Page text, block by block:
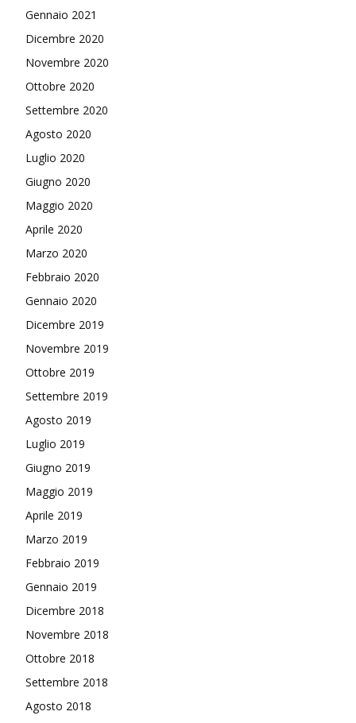
Gennaio 2021
Dicembre 2020
Novembre 2020
Ottobre 2020
Settembre 2020
Agosto 2020
Luglio 2020
Giugno 2020
Maggio 2020
Aprile 2020
Marzo 2020
Febbraio 2020
Gennaio 2020
Dicembre 2019
Novembre 2019
Ottobre 2019
Settembre 2019
Agosto 2019
Luglio 2019
Giugno 2019
Maggio 2019
Aprile 2019
Marzo 2019
Febbraio 2019
Gennaio 2019
Dicembre 2018
Novembre 2018
Ottobre 2018
Settembre 2018
Agosto 2018